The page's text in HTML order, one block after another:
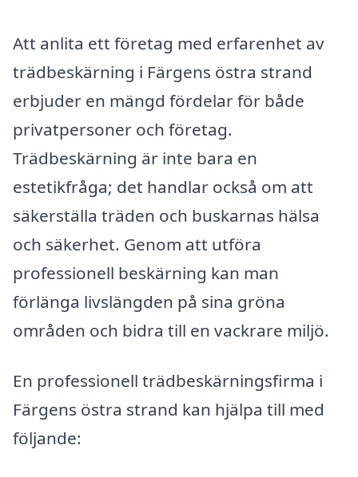
Att anlita ett företag med erfarenhet av
trädbeskärning i Färgens östra strand
erbjuder en mängd fördelar för både
privatpersoner och företag.
Trädbeskärning är inte bara en
estetikfråga; det handlar också om att
säkerställa träden och buskarnas hälsa
och säkerhet. Genom att utföra
professionell beskärning kan man
förlänga livslängden på sina gröna
områden och bidra till en vackrare miljö.
En professionell trädbeskärningsfirma i
Färgens östra strand kan hjälpa till med
följande: